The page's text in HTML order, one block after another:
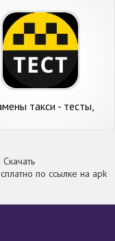
такси - тесты,
Скачать
по ссылке на apk